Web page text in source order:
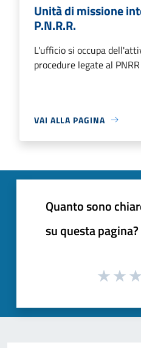
Unità di missione
P.N.R.R.
L'ufficio si occupa
procedure legate al PNRR
VAI ALLA PAGINA
Quanto sono
su questa pagina?